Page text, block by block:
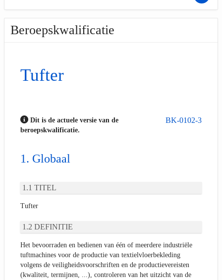
Beroepskwalificatie
Tufter
BK-0102-3
Dit is de actuele versie van de
beroepskwalificatie.
Globaal
TITEL
Tufter
DEFINITIE
Het bevoorraden en bedienen van één of meerdere industriële
tuftmachines voor de productie van textielvloerbekleding
volgens de veiligheidsvoorschriften en de productievereisten
(kwaliteit, termijnen, ...), controleren van het uitzicht van de